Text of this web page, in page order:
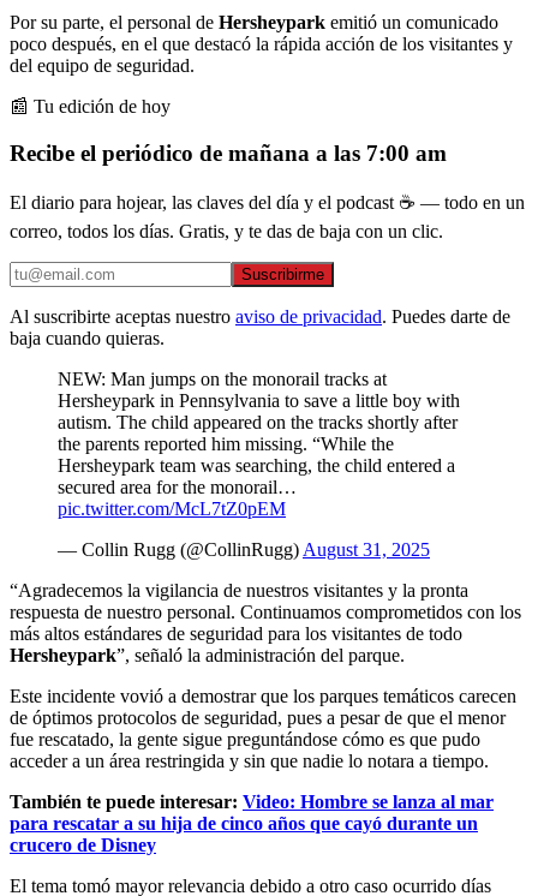
Por su parte, el personal de Hersheypark emitió un comunicado
poco después, en el que destacó la rápida acción de los visitantes y
del equipo de seguridad.
📰 Tu edición de hoy
Recibe el periódico de mañana a las 7:00 am
El diario para hojear, las claves del día y el podcast ☕ — todo en un
correo, todos los días. Gratis, y te das de baja con un clic.
Suscribirme
Al suscribirte aceptas nuestro aviso de privacidad. Puedes darte de
baja cuando quieras.
NEW: Man jumps on the monorail tracks at
Hersheypark in Pennsylvania to save a little boy with
autism. The child appeared on the tracks shortly after
the parents reported him missing. “While the
Hersheypark team was searching, the child entered a
secured area for the monorail…
pic.twitter.com/McL7tZ0pEM
— Collin Rugg (@CollinRugg) August 31, 2025
“Agradecemos la vigilancia de nuestros visitantes y la pronta
respuesta de nuestro personal. Continuamos comprometidos con los
más altos estándares de seguridad para los visitantes de todo
Hersheypark”, señaló la administración del parque.
Este incidente vovió a demostrar que los parques temáticos carecen
de óptimos protocolos de seguridad, pues a pesar de que el menor
fue rescatado, la gente sigue preguntándose cómo es que pudo
acceder a un área restringida y sin que nadie lo notara a tiempo.
También te puede interesar: Video: Hombre se lanza al mar
para rescatar a su hija de cinco años que cayó durante un
crucero de Disney
El tema tomó mayor relevancia debido a otro caso ocurrido días